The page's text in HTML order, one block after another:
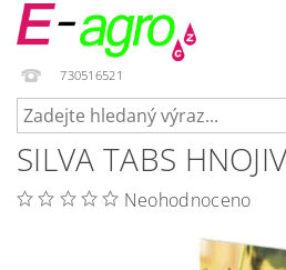
730516521
SILVA TABS
Neohodnoceno